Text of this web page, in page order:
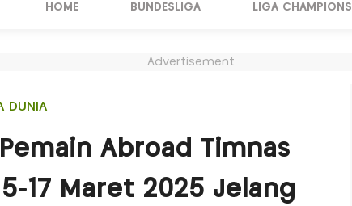
HOME BUNDESLIGA LIGA CHAMPIONS
Advertisement
DUNIA
Abroad Timnas
17 Maret 2025 Jelang